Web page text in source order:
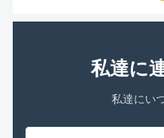
私達に
私達にい